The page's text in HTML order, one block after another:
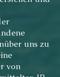
uns zu
von